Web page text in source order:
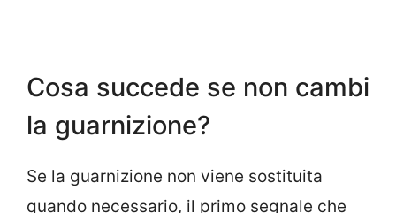
Cosa succede se non cambi
la guarnizione?
Se la guarnizione non viene sostituita
quando necessario, il primo segnale che